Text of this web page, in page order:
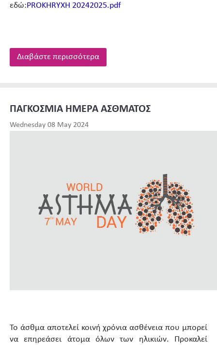
εδώ:PROKHRYXH 20242025.pdf
Διαβάστε περισσότερα
ΠΑΓΚΟΣΜΙΑ ΗΜΕΡΑ ΑΣΘΜΑΤΟΣ
Wednesday 08 May 2024
Το άσθμα αποτελεί κοινή χρόνια ασθένεια που μπορεί
να επηρεάσει άτομα όλων των ηλικιών. Προκαλεί